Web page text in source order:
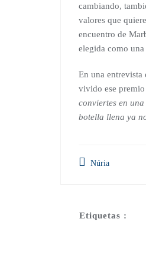
cambiando,
valores que
encuentro de
elegida como una
En una entrevista
vivido ese
conviertes en
botella llena ya
Núria
Etiquetas :